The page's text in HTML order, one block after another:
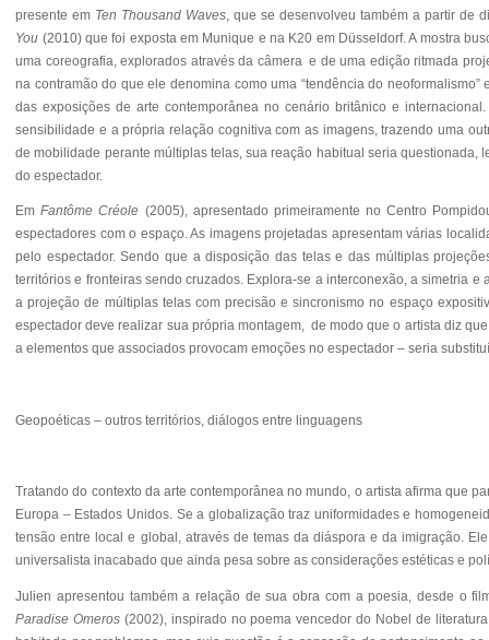
presente em Ten Thousand Waves, que se desenvolveu também a partir de
You (2010) que foi exposta em Munique e na K20 em Düsseldorf. A mostra
uma coreografia, explorados através da câmera e de uma edição ritmada
na contramão do que ele denomina como uma “tendência do
das exposições de arte contemporânea no cenário britânico e
sensibilidade e a própria relação cognitiva com as imagens, trazendo uma
de mobilidade perante múltiplas telas, sua reação habitual seria
do espectador.
EmFantôme Créole (2005), apresentado primeiramente no Centro
espectadores com o espaço. As imagens projetadas apresentam várias
pelo espectador. Sendo que a disposição das telas e das múltiplas
territórios e fronteiras sendo cruzados. Explora-se a interconexão, a simetria
a projeção de múltiplas telas com precisão e sincronismo no espaço
espectador deve realizar sua própria montagem, de modo que o artista diz
a elementos que associados provocam emoções no espectador – seria
Geopoéticas – outros territórios, diálogos entre linguagens
Tratando do contexto da arte contemporânea no mundo, o artista afirma que
Europa – Estados Unidos. Se a globalização traz uniformidades e
tensão entre local e global, através de temas da diáspora e da imigração.
universalista inacabado que ainda pesa sobre as considerações estéticas e
Julien apresentou também a relação de sua obra com a poesia, desde o
Paradise Omeros (2002), inspirado no poema vencedor do Nobel de